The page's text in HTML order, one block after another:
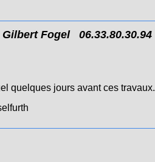
Fogel 06.33.80.30.94
quelques jours avant ces travaux.